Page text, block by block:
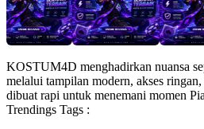
KOSTUM4D menghadirkan nuansa
melalui tampilan modern, akses
dibuat rapi untuk menemani momen
Trendings Tags :